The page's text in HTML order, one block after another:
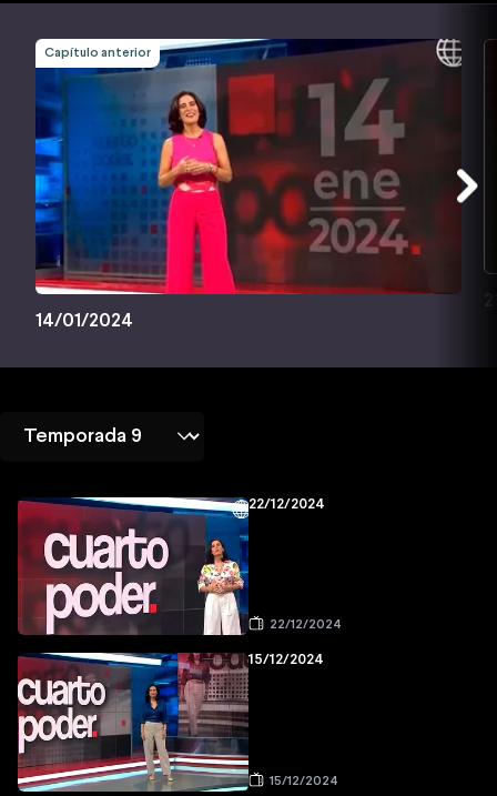
Capítulo anterior
14/01/2024
22/12/2024
22/12/2024
15/12/2024
15/12/2024